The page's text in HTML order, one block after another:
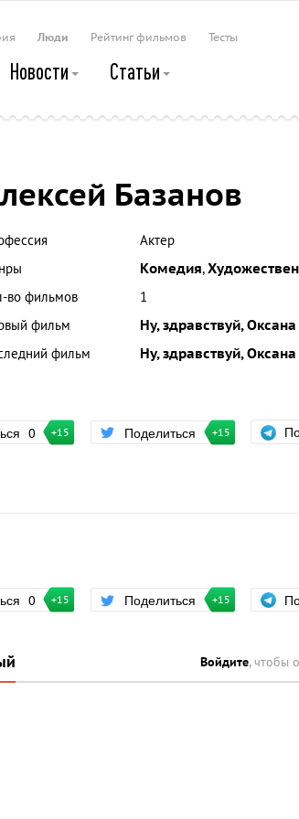
Люди Рейтинг фильмов Тесты
Новости Статьи
Базанов
Актер
Комедия,
во фильмов
1
фильм
Ну, здравствуй,
фильм
Ну, здравствуй,
0 +15 Поделиться +15
0 +15 Поделиться +15
Войдите, чтобы